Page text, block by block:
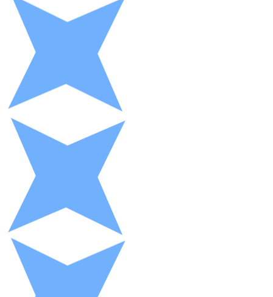
XRP
Efectivo
Compra criptomonedas con efectivo en tu tienda más
Comprar con efectivo
Transferencia SEPA
Añade fondos a tu cuenta Bitnovo o realiza compras